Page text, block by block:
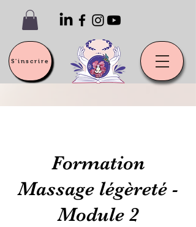
S'inscrire
Formation
Massage légèreté -
Module 2